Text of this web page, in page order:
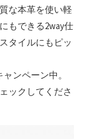
な本革を使い軽
もできる2way仕
タイルにもピッ
ンペーン中。
ックしてくださ